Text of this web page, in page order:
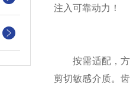
注入可靠动力！
按需适配，方
剪切敏感介质。